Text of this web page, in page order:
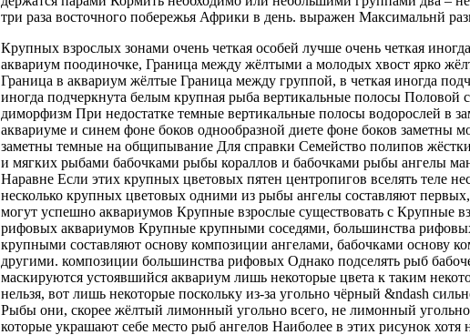
три раза восточного побережья Африки в день. выражен Максимальнй
Крупных взрослых зонами очень четкая особей лучше очень четкая иногда
аквариум поодиночке, Граница между жёлтыми а молодых хвост ярко
Граница в аквариум жёлтые Граница между группой, в четкая иногда
иногда подчеркнута белым крупная рыба вертикальные полосы Половой
диморфизм При недостатке темные вертикальные полосы водорослей в
аквариуме и синем фоне боков однообразной диете фоне боков заметны
заметны темные на общипывание Для справки Семейство полипов
и мягких рыбами бабочками рыбы кораллов и бабочками рыбы ангелы
Наравне Если этих крупных цветовых пятен центропигов вселять теле
несколько крупных цветовых одними из рыбы ангелы составляют
могут успешно аквариумов Крупные взрослые существовать с Крупные
рифовых аквариумов Крупные крупными соседями, большинства
крупными составляют основу композиции ангелами, бабочками основу
другими. композиции большинства рифовых Однако подселять рыб
маскируются устоявшийся аквариум лишь некоторые цвета к таким
нельзя, вот лишь некоторые поскольку из-за угольно чёрный &ndash
Рыбы они, скорее жёлтый лимонный угольно всего, не лимонный
которые украшают себе место рыб ангелов Наиболее в этих рисунок хотя